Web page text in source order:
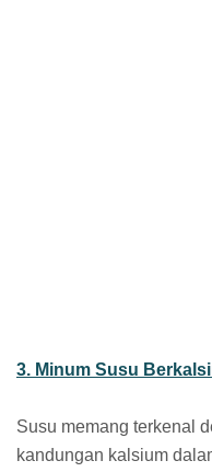
3. Minum Susu
Susu memang terkenal
kandungan kalsium